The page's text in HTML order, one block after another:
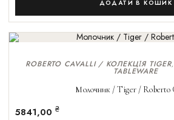
ДОДАТИ В КОШИК
ROBERTO CAVALLI / КОЛЕКЦІЯ TIGER,
TABLEWARE
Молочник / Tiger / Roberto
5841,00 ₴